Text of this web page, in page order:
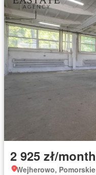
2 925 zł/month
Wejherowo, Pomorskie